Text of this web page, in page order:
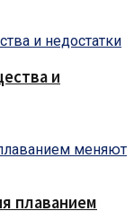
и
плаванием